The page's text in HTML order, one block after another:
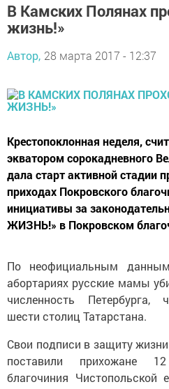
В Камских Полянах
жизнь!»
Автор, 28 марта 2017 - 12:37
Крестопоклонная неделя,
экватором сорокадневного
дала старт активной стадии
приходах Покровского
инициативы за
ЖИЗНЬ!» в Покровском
По неофициальным
абортариях русские мамы
численность Петербурга,
шести столиц Татарстана.
Свои подписи в защиту
поставили прихожане
благочиния